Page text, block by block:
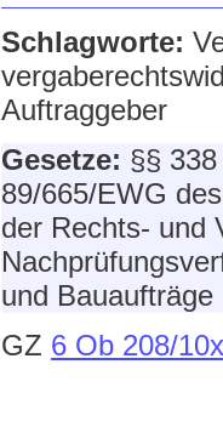
Schlagworte:
Auftraggeber
Gesetze: §§
89/665/EWG
der Rechts- und
und Bauaufträge
GZ 6 Ob 208/10x